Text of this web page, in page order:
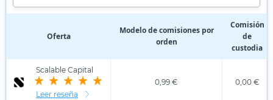
Oferta
Modelo de comisiones por
orden
Comisión
de
custodia
Scalable Capital
Leer reseña
0,99 € 0,00 €